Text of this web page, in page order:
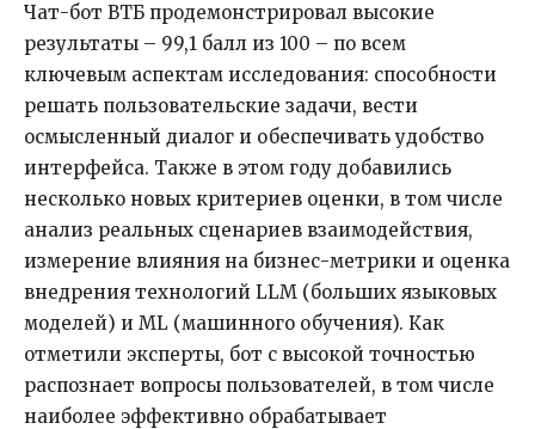
Чат-бот ВТБ продемонстрировал высокие
результаты – 99,1 балл из 100 – по всем
ключевым аспектам исследования: способности
решать пользовательские задачи, вести
осмысленный диалог и обеспечивать удобство
интерфейса. Также в этом году добавились
несколько новых критериев оценки, в том числе
анализ реальных сценариев взаимодействия,
измерение влияния на бизнес-метрики и оценка
внедрения технологий LLM (больших языковых
моделей) и ML (машинного обучения). Как
отметили эксперты, бот с высокой точностью
распознает вопросы пользователей, в том числе
наиболее эффективно обрабатывает